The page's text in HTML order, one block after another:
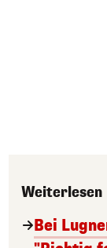
Weiterlesen
Bei